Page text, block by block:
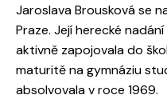
Jaroslava Brousková se
Praze. Její herecké
aktivně zapojovala do
maturitě na gymnáziu
absolvovala v roce 1969.